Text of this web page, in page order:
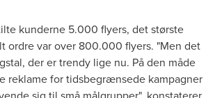
kunderne 5.000 flyers, det største
ordre var over 800.000 flyers. "Men det
der er trendy lige nu. På den måde
reklame for tidsbegrænsede kampagner